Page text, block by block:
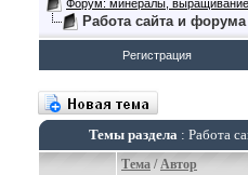
Форум: минералы, выращивание
Работа сайта и
Регистрация
Темы раздела : Работа
Тема /Автор